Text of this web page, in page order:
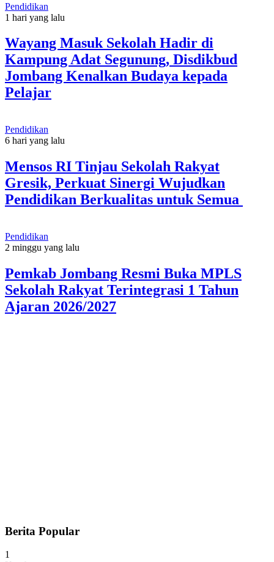
Pendidikan
1 hari yang lalu
Wayang Masuk Sekolah Hadir di
Kampung Adat Segunung, Disdikbud
Jombang Kenalkan Budaya kepada
Pelajar
Pendidikan
6 hari yang lalu
Mensos RI Tinjau Sekolah Rakyat
Gresik, Perkuat Sinergi Wujudkan
Pendidikan Berkualitas untuk Semua
Pendidikan
2 minggu yang lalu
Pemkab Jombang Resmi Buka MPLS
Sekolah Rakyat Terintegrasi 1 Tahun
Ajaran 2026/2027
Berita Popular
1